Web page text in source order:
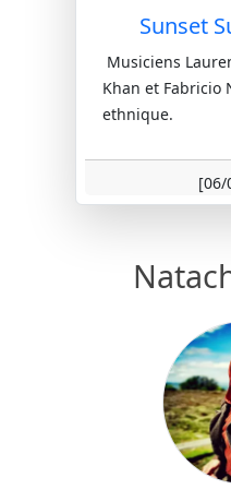
Sunset
Musiciens
Khan et Fabricio
ethnique.
[06/